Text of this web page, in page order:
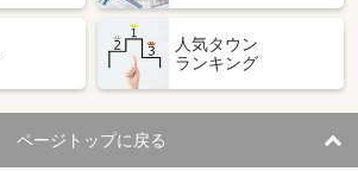
人気タウン
ランキング
ページトップに戻る